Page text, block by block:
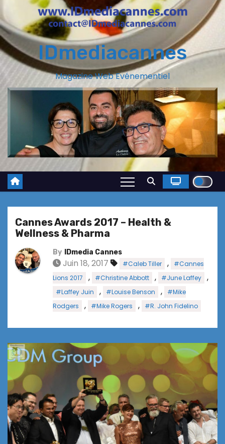
IDmediacannes
Magazine Web Evénementiel
Cannes Awards 2017 – Health &
Wellness & Pharma
By IDmedia Cannes
Juin 18, 2017 #Caleb Tiller ,
#Cannes
Lions 2017
, #Christine Abbott , #June Laffey ,
#Laffey Juin , #Louise Benson ,
#Mike
Rodgers
, #Mike Rogers , #R. John Fidelino